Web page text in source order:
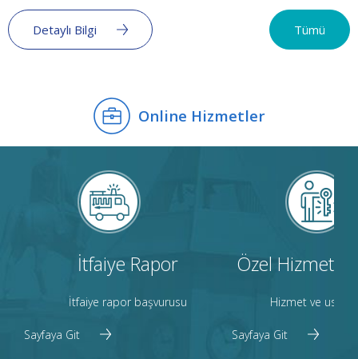
Detaylı Bilgi Tümü
Online Hizmetler
İtfaiye Rapor
İtfaiye rapor başvurusu
Sayfaya Git
Özel
Hizmet ve usta
Sayfaya Git
Adres Talep Başvurusu Online Olarak Yapılacak
Akıllı Şehircilik kapsamında kapı numarası başvuruları dijital
dönüşüm ile artık online!
Devamını Oku